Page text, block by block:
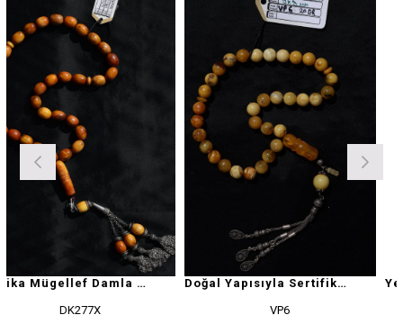
Antika Mügellef Damla Kehribar Tesbih
Doğal Yapısıyla Sertifikalı Damla Kehribar Tesbih
%9İndirim